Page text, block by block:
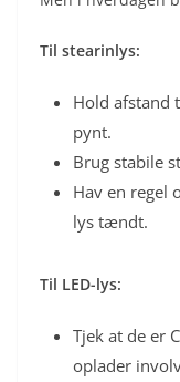
Til stearinlys:
Hold afstand
pynt.
Brug stabile
Hav en regel
lys tændt.
Til LED-lys:
Tjek at de er
oplader